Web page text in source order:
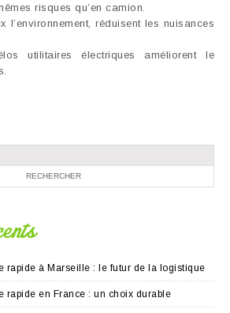
risques qu’en camion.
l’environnement, réduisent les nuisances
utilitaires électriques améliorent le
rapide à Marseille : le futur de la logistique
rapide en France : un choix durable